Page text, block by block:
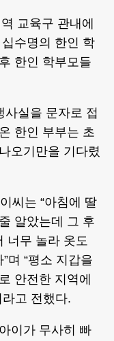
교육구 관내에
수명의 한인 학
한인 학부모들
실을 문자로 접
한인 부부는 초
오기만을 기다렸
씨는 “아침에 딸
알았는데 그 후
너무 놀라 옷도
며 “평소 지갑을
안전한 지역에
고 전했다.
이가 무사히 빠